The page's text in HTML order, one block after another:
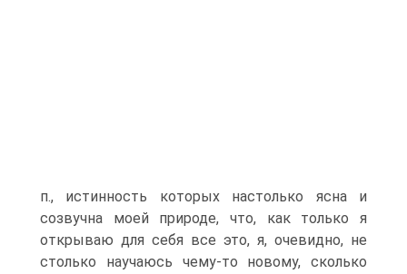
п., истинность которых настолько ясна и
созвучна моей природе, что, как только я
открываю для себя все это, я, очевидно, не
столько научаюсь чему-то новому, сколько